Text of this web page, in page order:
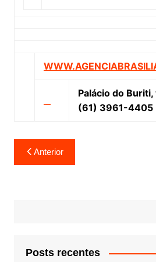
Palácio do
(61) 3961-4405
Navegação
de
Anterior
Posts recentes